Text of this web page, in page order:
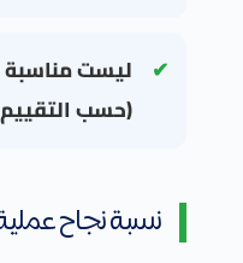
ليست مناسبة
(حسب
نسبة نجاح